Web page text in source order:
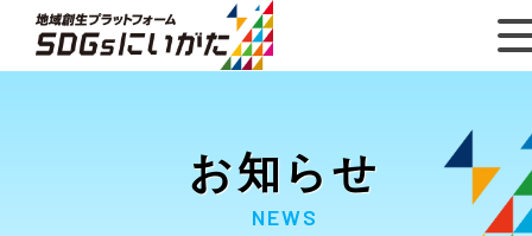
お知らせ
NEWS